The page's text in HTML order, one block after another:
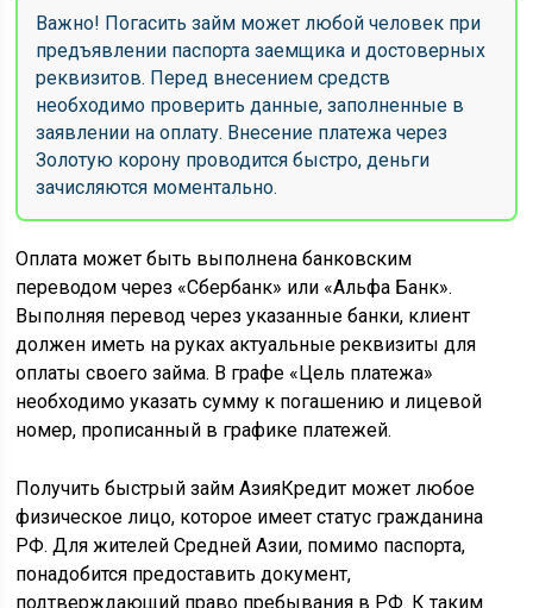
Важно! Погасить займ может любой человек при
предъявлении паспорта заемщика и достоверных
реквизитов. Перед внесением средств
необходимо проверить данные, заполненные в
заявлении на оплату. Внесение платежа через
Золотую корону проводится быстро, деньги
зачисляются моментально.
Оплата может быть выполнена банковским
переводом через «Сбербанк» или «Альфа Банк».
Выполняя перевод через указанные банки, клиент
должен иметь на руках актуальные реквизиты для
оплаты своего займа. В графе «Цель платежа»
необходимо указать сумму к погашению и лицевой
номер, прописанный в графике платежей.
Получить быстрый займ АзияКредит может любое
физическое лицо, которое имеет статус гражданина
РФ. Для жителей Средней Азии, помимо паспорта,
понадобится предоставить документ,
подтверждающий право пребывания в РФ. К таким